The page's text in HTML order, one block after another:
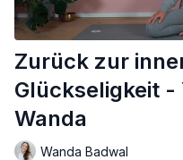
Zurück zur
Glückseligkeit -
Wanda
Wanda Badwal